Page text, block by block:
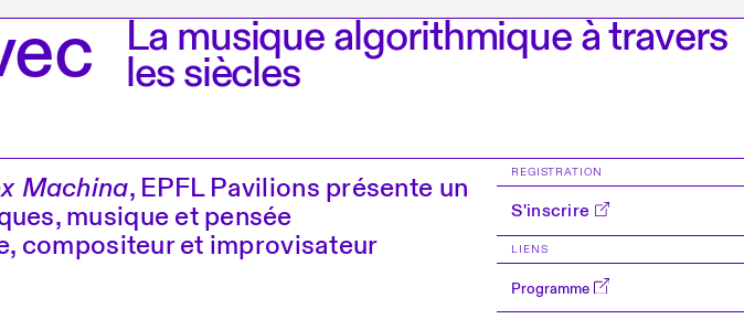
La musique algorithmique à travers
les siècles
Machina, EPFL Pavilions présente un
musique et pensée
compositeur et improvisateur
REGISTRATION
S'inscrire
LIENS
Programme